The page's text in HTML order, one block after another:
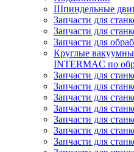
Шпиндельные
Запчасти для
Запчасти для
Запчасти для
Круглые
INTERMAC по
Запчасти для
Запчасти для
Запчасти для
Запчасти для
Запчасти для
Запчасти для
Запчасти для